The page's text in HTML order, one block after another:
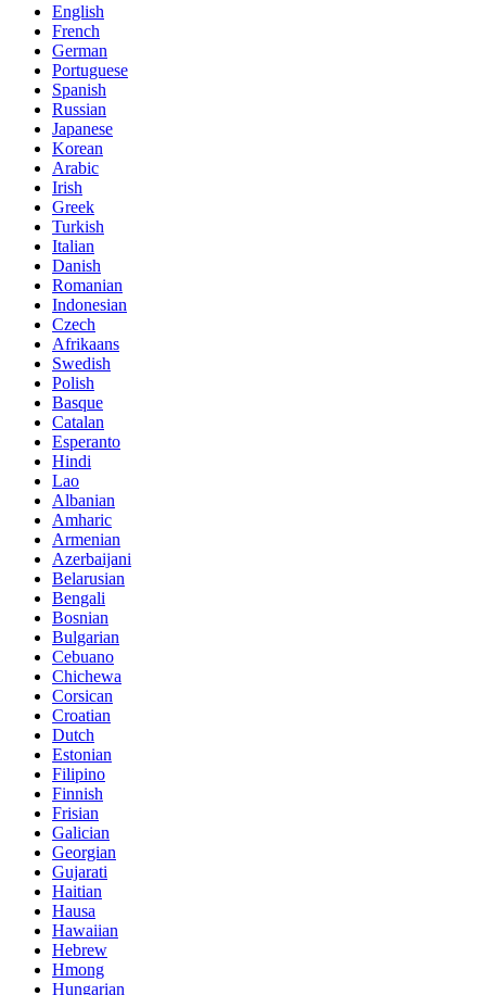
English
French
German
Portuguese
Spanish
Russian
Japanese
Korean
Arabic
Irish
Greek
Turkish
Italian
Danish
Romanian
Indonesian
Czech
Afrikaans
Swedish
Polish
Basque
Catalan
Esperanto
Hindi
Lao
Albanian
Amharic
Armenian
Azerbaijani
Belarusian
Bengali
Bosnian
Bulgarian
Cebuano
Chichewa
Corsican
Croatian
Dutch
Estonian
Filipino
Finnish
Frisian
Galician
Georgian
Gujarati
Haitian
Hausa
Hawaiian
Hebrew
Hmong
Hungarian